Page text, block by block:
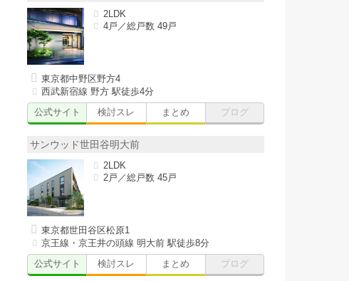
2LDK
4戸／総戸数 49戸
東京都中野区野方4
西武新宿線 野方 駅徒歩4分
公式サイト
検討スレ まとめ ブログ
サンウッド世田谷明大前
2LDK
2戸／総戸数 45戸
東京都世田谷区松原1
京王線・京王井の頭線 明大前 駅徒歩8分
公式サイト
検討スレ まとめ ブログ